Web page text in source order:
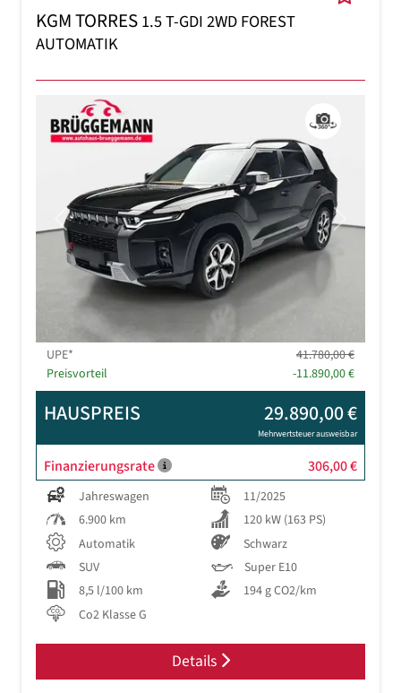
KGM TORRES1.5 T-GDI 2WD FOREST
AUTOMATIK
Previous Next
UPE*
41.780,00 €
Preisvorteil
-11.890,00 €
HAUSPREIS 29.890,00 €
Mehrwertsteuer ausweisbar
Finanzierungsrate 306,00 €
Jahreswagen
11/2025
6.900 km
120 kW (163 PS)
Automatik
Schwarz
SUV
Super E10
8,5 l/100 km
194 g CO2/km
Co2 Klasse G
Details